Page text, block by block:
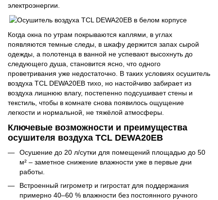
электроэнергии.
Когда окна по утрам покрываются каплями, в углах
появляются темные следы, в шкафу держится запах сырой
одежды, а полотенца в ванной не успевают высохнуть до
следующего душа, становится ясно, что одного
проветривания уже недостаточно. В таких условиях осушитель
воздуха TCL DEWA20EB тихо, но настойчиво забирает из
воздуха лишнюю влагу, постепенно подсушивает стены и
текстиль, чтобы в комнате снова появилось ощущение
легкости и нормальной, не тяжёлой атмосферы.
Ключевые возможности и преимущества
осушителя воздуха TCL DEWA20EB
Осушение до 20 л/сутки для помещений площадью до 50
м² – заметное снижение влажности уже в первые дни
работы.
Встроенный гигрометр и гигростат для поддержания
примерно 40–60 % влажности без постоянного ручного